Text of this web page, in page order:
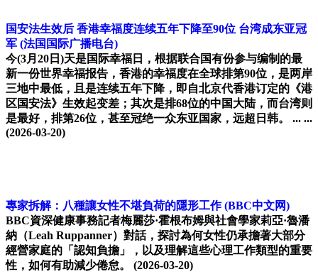
国安法生效后 香港幸福度连续五年下降至90位 台湾成东亚冠
军 (法国国际广播电台)
今(3月20日)天是国际幸福日，根据联合国有份参与编制的最
新一份世界幸福报告，香港的幸福度在全球排第90位，是两岸
三地中最低，且是连续五年下降，即自北京代香港订定的《港
区国安法》生效起变差；其次是排68位的中国大陆，而台湾则
是最好，排第26位，甚至冠绝一众东亚国家，远超日韩。 ... ...
(2026-03-20)
專家拆解：八種讓女性不堪負荷的隱形工作 (BBC中文网)
BBC資深健康事務記者梅麗莎·霍根布姆與社會學家莉亞·魯潘
納（Leah Ruppanner）對話，探討為何女性仍承擔著大部分
經營家庭的「認知負擔」，以及理解這些心理工作類型的重要
性，如何有助減少倦怠。
(2026-03-20)